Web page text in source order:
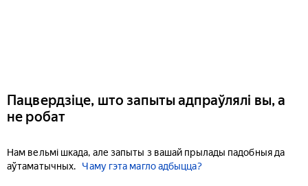
Пацвердзіце, што запыты адпраўлялі вы, а
не робат
Нам вельмі шкада, але запыты з вашай прылады падобныя да
аўтаматычных.
Чаму гэта магло адбыцца?